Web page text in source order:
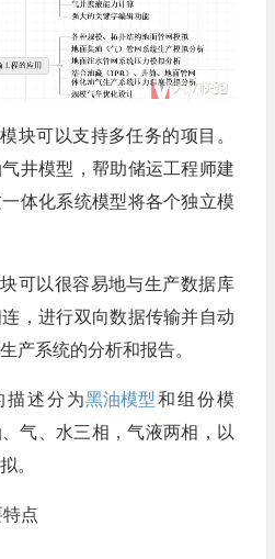
块可以支持多任务的项目。
井模型，帮助储运工程师建
体化系统模型将各个独立模
可以很容易地与生产数据库
，进行双向数据传输并自动
产系统的分析和报告。
描述分为黑油模型和组份模
气、水三相，气液两相，以
。
点